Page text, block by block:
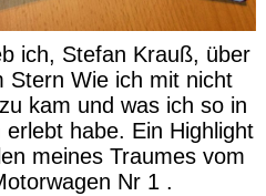
ich, Stefan Krauß, über
Stern Wie ich mit nicht
kam und was ich so in
habe. Ein Highlight
meines Traumes vom
Nr 1 .